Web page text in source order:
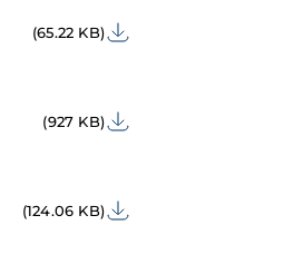
(65.22 KB)
(927 KB)
(124.06 KB)